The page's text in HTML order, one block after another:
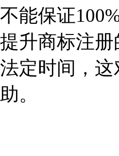
能保证
升商标注
定时间，
。